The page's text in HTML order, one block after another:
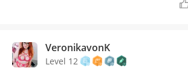
VeronikavonK
Level 12